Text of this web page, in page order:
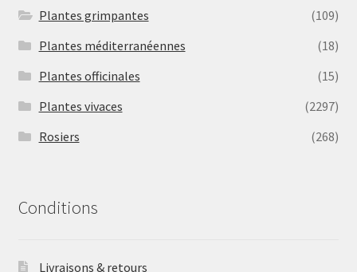
Plantes grimpantes
(109)
Plantes méditerranéennes
(18)
Plantes officinales
(15)
Plantes vivaces
(2297)
Rosiers
(268)
Conditions
Livraisons & retours